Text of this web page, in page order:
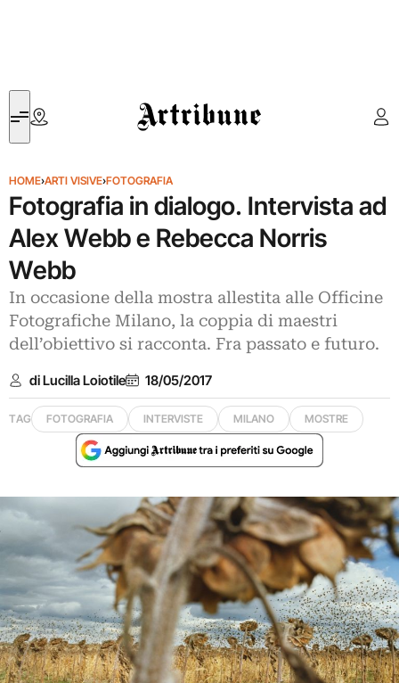
Artribune
HOME›ARTI VISIVE›FOTOGRAFIA
Fotografia in dialogo. Intervista ad
Alex Webb e Rebecca Norris
Webb
In occasione della mostra allestita alle Officine
Fotografiche Milano, la coppia di maestri
dell’obiettivo si racconta. Fra passato e futuro.
di Lucilla Loiotile 18/05/2017
TAG FOTOGRAFIA INTERVISTE MILANO MOSTRE